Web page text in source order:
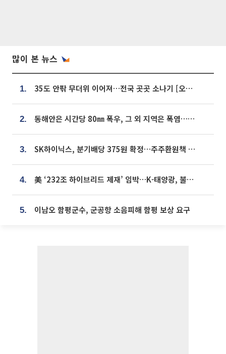
많이 본 뉴스
1. 35도 안팎 무더위 이어져…전국 곳곳 소나기 [오늘 날씨]
2. 동해안은 시간당 80㎜ 폭우, 그 외 지역은 폭염…‘극과 극 날씨’
3. SK하이닉스, 분기배당 375원 확정…주주환원책 9월로 앞당겨 발표
4. 美 ‘232조 하이브리드 제재’ 임박…K-태양광, 불확실성 털고 날개 다나
5. 이남오 함평군수, 군공항 소음피해 함평 보상 요구